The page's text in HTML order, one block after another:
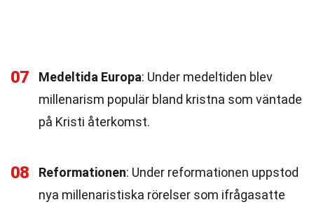
07 Medeltida Europa: Under medeltiden blev
millenarism populär bland kristna som väntade
på Kristi återkomst.
08 Reformationen: Under reformationen uppstod
nya millenaristiska rörelser som ifrågasatte